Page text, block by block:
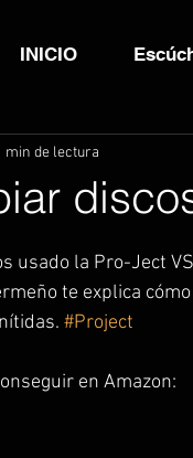
INICIO
min de lectura
usado la Pro-Ject
te explica
#Project
en Amazon: